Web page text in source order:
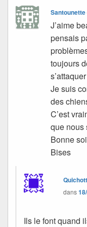
Santounette
J’aime
pensais
toujours
Je suis
des
C’est
que nous
Bonne
Bises
dans
Ils le font quand